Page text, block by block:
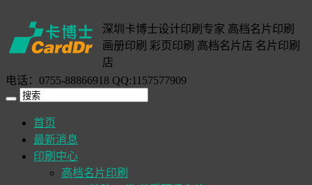
深圳卡博士设计印刷专家 高档名片印刷
画册印刷 彩页印刷 高档名片店 名片印刷
店
电话：0755-88866918 QQ:1157577909
首页
最新消息
印刷中心
高档名片印刷